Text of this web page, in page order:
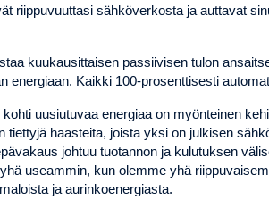
riippuvuuttasi sähköverkosta ja auttavat
kuukausittaisen passiivisen tulon
energiaan. Kaikki 100-prosenttisesti
uusiutuvaa energiaa on myönteinen
tiettyjä haasteita, joista yksi on julkisen
johtuu tuotannon ja kulutuksen
useammin, kun olemme yhä
ja aurinkoenergiasta.